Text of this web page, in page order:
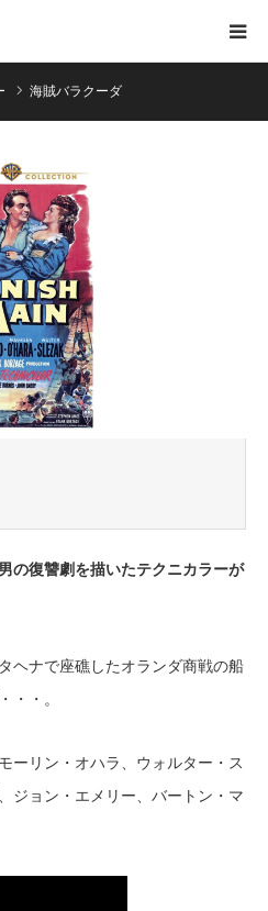
海賊バラクーダ
の復讐劇を描いたテクニカラーが
ヘナで座礁したオランダ商戦の船
・・。
ーリン・オハラ、ウォルター・ス
ジョン・エメリー、バートン・マ